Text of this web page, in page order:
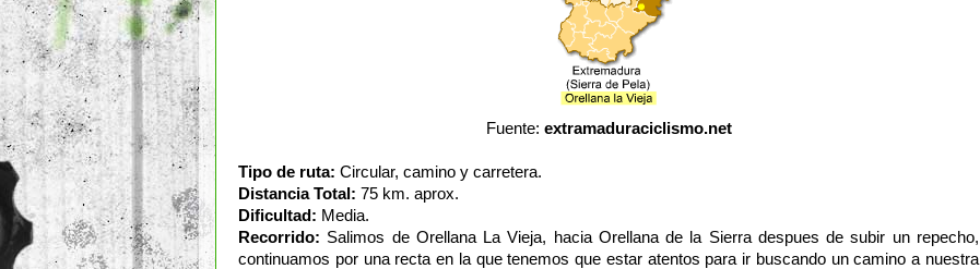
Fuente: extramaduraciclismo.net
Tipo de ruta: Circular, camino y carretera.
Distancia Total: 75 km. aprox.
Dificultad: Media.
Recorrido: Salimos de Orellana La Vieja, hacia Orellana de la Sierra despues de subir un repecho,
continuamos por una recta en la que tenemos que estar atentos para ir buscando un camino a nuestra